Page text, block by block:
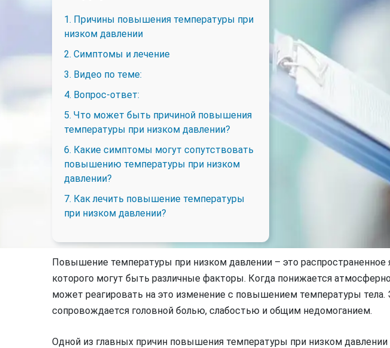
1. Причины повышения температуры при
низком давлении
2. Симптомы и лечение
3. Видео по теме:
4. Вопрос-ответ:
5. Что может быть причиной повышения
температуры при низком давлении?
6. Какие симптомы могут сопутствовать
повышению температуры при низком
давлении?
7. Как лечить повышение температуры
при низком давлении?
Повышение температуры при низком давлении – это распространенное
которого могут быть различные факторы. Когда понижается
может реагировать на это изменение с повышением температуры тела.
сопровождается головной болью, слабостью и общим недомоганием.
Одной из главных причин повышения температуры при низком давлении